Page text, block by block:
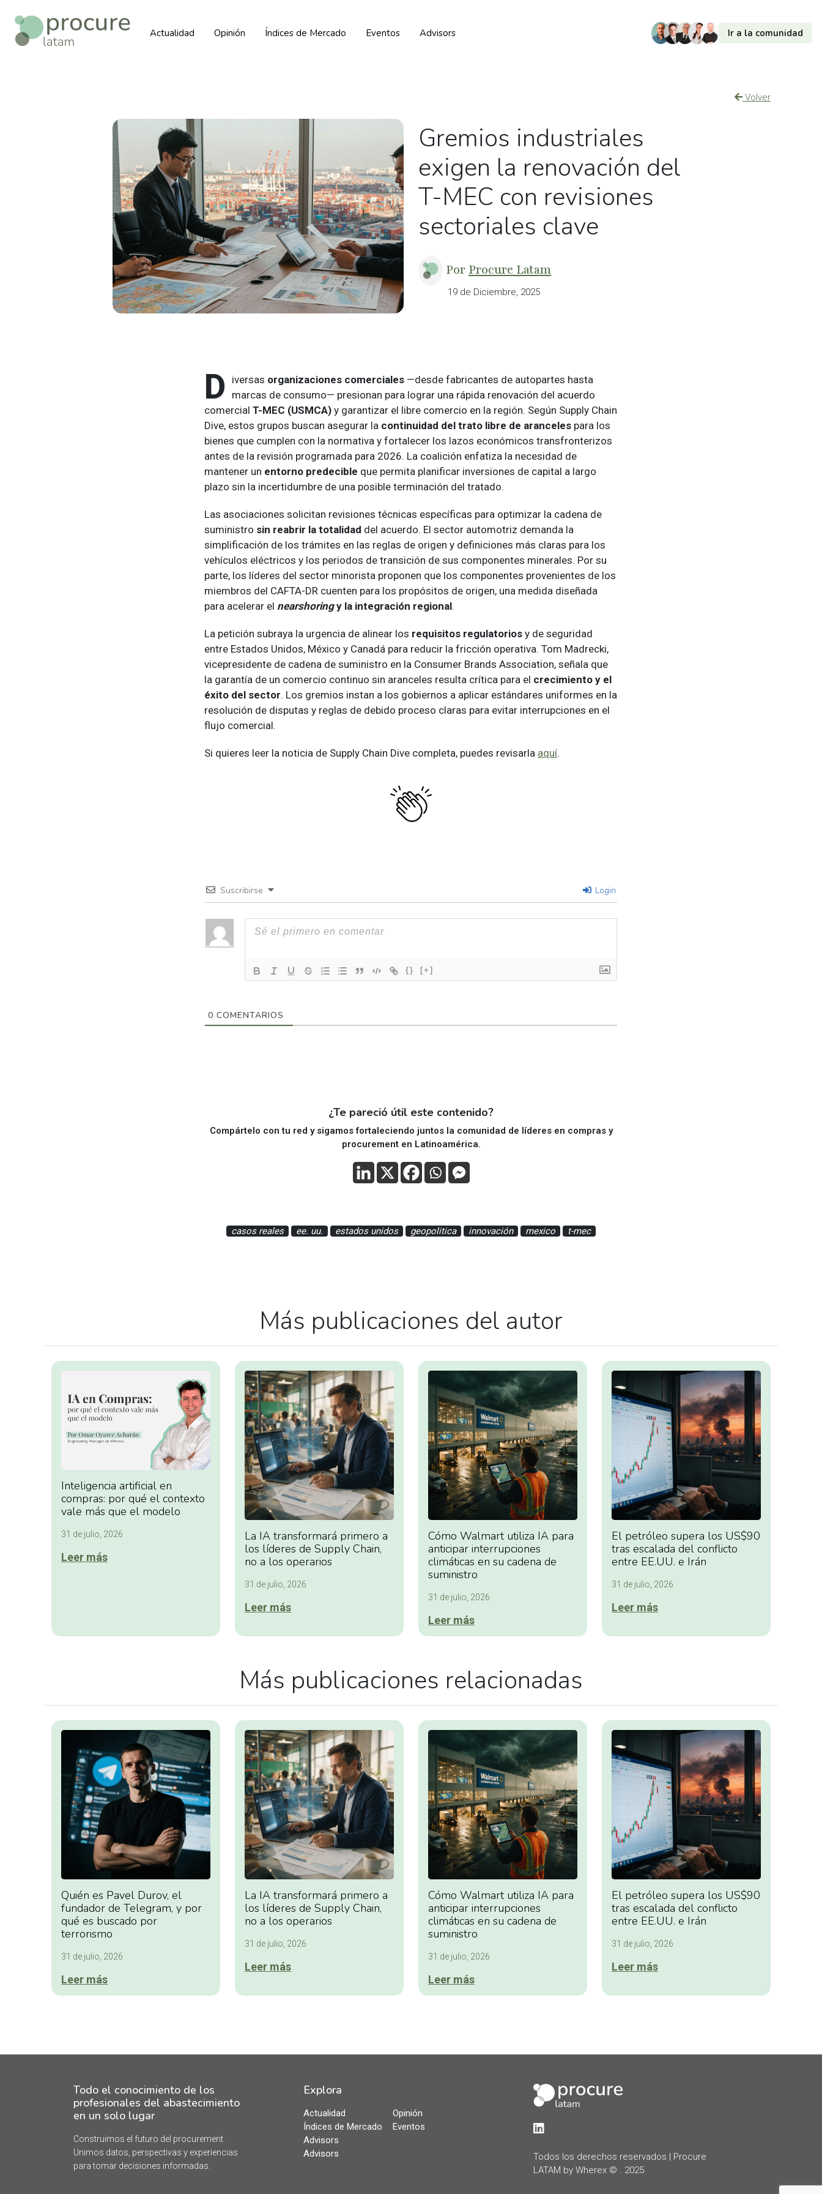
Actualidad Opinión Índices de Mercado Eventos Advisors Ir a la comunidad
Volver
Gremios industriales
exigen la renovación del
T-MEC con revisiones
sectoriales clave
Por Procure Latam
19 de Diciembre, 2025
D iversas organizaciones comerciales —desde fabricantes de autopartes hasta
marcas de consumo— presionan para lograr una rápida renovación del acuerdo
comercial T-MEC (USMCA) y garantizar el libre comercio en la región. Según Supply Chain
Dive, estos grupos buscan asegurar la continuidad del trato libre de aranceles para los
bienes que cumplen con la normativa y fortalecer los lazos económicos transfronterizos
antes de la revisión programada para 2026. La coalición enfatiza la necesidad de
mantener un entorno predecible que permita planificar inversiones de capital a largo
plazo sin la incertidumbre de una posible terminación del tratado.
Las asociaciones solicitan revisiones técnicas específicas para optimizar la cadena de
suministro sin reabrir la totalidad del acuerdo. El sector automotriz demanda la
simplificación de los trámites en las reglas de origen y definiciones más claras para los
vehículos eléctricos y los periodos de transición de sus componentes minerales. Por su
parte, los líderes del sector minorista proponen que los componentes provenientes de los
miembros del CAFTA-DR cuenten para los propósitos de origen, una medida diseñada
para acelerar el nearshoringy la integración regional.
La petición subraya la urgencia de alinear los requisitos regulatorios y de seguridad
entre Estados Unidos, México y Canadá para reducir la fricción operativa. Tom Madrecki,
vicepresidente de cadena de suministro en la Consumer Brands Association, señala que
la garantía de un comercio continuo sin aranceles resulta crítica para el crecimiento y el
éxito del sector. Los gremios instan a los gobiernos a aplicar estándares uniformes en la
resolución de disputas y reglas de debido proceso claras para evitar interrupciones en el
flujo comercial.
Si quieres leer la noticia de Supply Chain Dive completa, puedes revisarla aquí.
Suscribirse Login
{} [+]
0 COMENTARIOS
¿Te pareció útil este contenido?
Compártelo con tu red y sigamos fortaleciendo juntos la comunidad de líderes en compras y
procurement en Latinoamérica.
casos reales ee. uu. estados unidos geopolitica innovación mexico t-mec
Más publicaciones del autor
Inteligencia artificial en
compras: por qué el contexto
vale más que el modelo
31 de julio, 2026
Leer más
La IA transformará primero a
los líderes de Supply Chain,
no a los operarios
31 de julio, 2026
Leer más
Cómo Walmart utiliza IA para
anticipar interrupciones
climáticas en su cadena de
suministro
31 de julio, 2026
Leer más
El petróleo supera los US$90
tras escalada del conflicto
entre EE.UU. e Irán
31 de julio, 2026
Leer más
Más publicaciones relacionadas
Quién es Pavel Durov, el
fundador de Telegram, y por
qué es buscado por
terrorismo
31 de julio, 2026
Leer más
La IA transformará primero a
los líderes de Supply Chain,
no a los operarios
31 de julio, 2026
Leer más
Cómo Walmart utiliza IA para
anticipar interrupciones
climáticas en su cadena de
suministro
31 de julio, 2026
Leer más
El petróleo supera los US$90
tras escalada del conflicto
entre EE.UU. e Irán
31 de julio, 2026
Leer más
Todo el conocimiento de los
profesionales del abastecimiento
en un solo lugar
Construimos el futuro del procurement.
Unimos datos, perspectivas y experiencias
para tomar decisiones informadas.
Explora
Actualidad
Opinión
Índices de Mercado
Eventos
Advisors
Advisors
LinkedIn
Todos los derechos reservados | Procure
LATAM by Wherex © . 2025